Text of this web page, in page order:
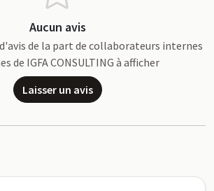
Aucun avis
de la part de collaborateurs internes
de IGFA CONSULTING à afficher
Laisser un avis